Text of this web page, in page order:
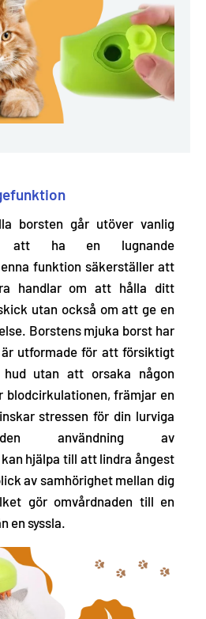
borsten går utöver vanlig
att ha en lugnande
funktion säkerställer att
handlar om att hålla ditt
utan också om att ge en
Borstens mjuka borst har
utformade för att försiktigt
utan att orsaka någon
blodcirkulationen, främjar en
stressen för din lurviga
användning av
hjälpa till att lindra ångest
av samhörighet mellan dig
gör omvårdnaden till en
en syssla.